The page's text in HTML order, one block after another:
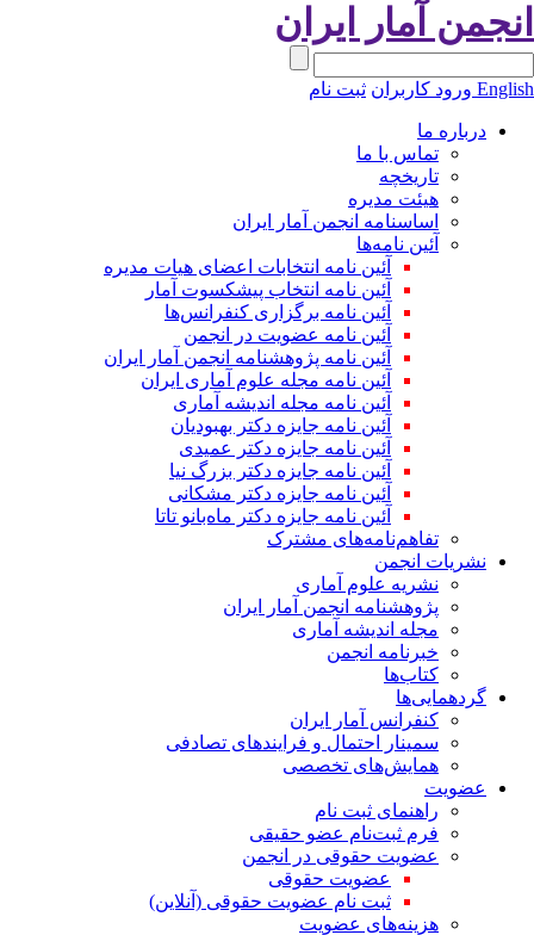
آمار ایران
ورود کاربران ثبت نام
درباره ما
تماس با ما
تاریخچه
هیئت مدیره
اساسنامه انجمن آمار ایران
آئین نامه‌ها
آئین نامه انتخابات اعضای هیات مدیره
آئین نامه انتخاب پیشکسوت آمار
آئین نامه برگزاری کنفرانس‌ها
آئین نامه عضویت در انجمن
آئین نامه پژوهشنامه انجمن آمار ایران
آئین نامه مجله علوم آماری ایران
آئین نامه مجله اندیشه آماری
آئین‌ نامه جایزه دکتر بهبودیان
آئین نامه جایزه دکتر عمیدی
آئین نامه جایزه دکتر بزرگ نیا
آئین نامه جایزه دکتر مشکانی
آئین نامه جایزه دکتر ماه‌بانو تاتا
تفاهم‌نامه‌های مشترک
نشریات انجمن
نشریه علوم آماری
پژوهشنامه انجمن آمار ایران
مجله اندیشه آماری
خبرنامه انجمن
کتاب‌ها
گردهمایی‌ها
کنفرانس آمار ایران
سمینار احتمال و فرایندهای تصادفی
همایش‌های تخصصی
عضویت
راهنمای ثبت نام
فرم ثبت‌نام عضو حقیقی
عضویت حقوقی در انجمن
عضویت حقوقی
ثبت نام عضویت حقوقی (آنلاین)
هزینه‌های عضویت